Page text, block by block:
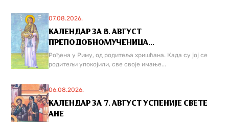
07.08.2026.
КАЛЕНДАР ЗА 8. АВГУСТ
ПРЕПОДОБНОМУЧЕНИЦА...
Рођена у Риму, од родитеља хришћана. Када су јој се
родитељи упокојили, све своје имање...
06.08.2026.
КАЛЕНДАР ЗА 7. АВГУСТ УСПЕНИЈЕ СВЕТЕ
АНЕ